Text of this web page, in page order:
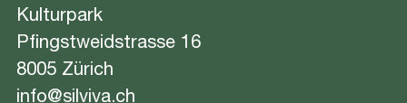
Kulturpark
Pfingstweidstrasse 16
8005 Zürich
info@silviva.ch